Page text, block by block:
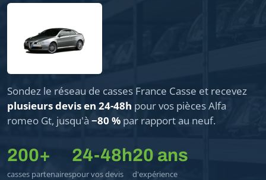
Sondez le réseau de casses France Casse et recevez
plusieurs devis en 24-48h pour vos pièces Alfa
romeo Gt, jusqu'à −80 % par rapport au neuf.
200+
casses partenaires
24-48h
pour vos devis
20 ans
d'expérience